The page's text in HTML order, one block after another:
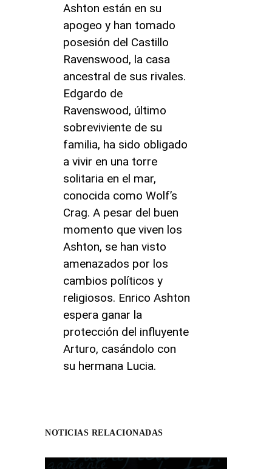
Ashton están en su
apogeo y han tomado
posesión del Castillo
Ravenswood, la casa
ancestral de sus rivales.
Edgardo de
Ravenswood, último
sobreviviente de su
familia, ha sido obligado
a vivir en una torre
solitaria en el mar,
conocida como Wolf’s
Crag. A pesar del buen
momento que viven los
Ashton, se han visto
amenazados por los
cambios políticos y
religiosos. Enrico Ashton
espera ganar la
protección del influyente
Arturo, casándolo con
su hermana Lucia.
NOTICIAS RELACIONADAS